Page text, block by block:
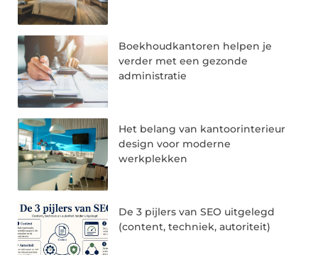
Boekhoudkantoren helpen je
verder met een gezonde
administratie
Het belang van kantoorinterieur
design voor moderne
werkplekken
De 3 pijlers van SEO uitgelegd
(content, techniek, autoriteit)